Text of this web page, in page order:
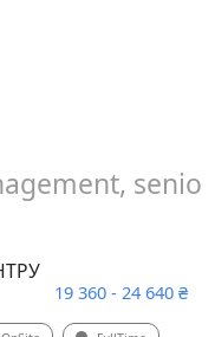
senio
19 360 - 24 640 ₴